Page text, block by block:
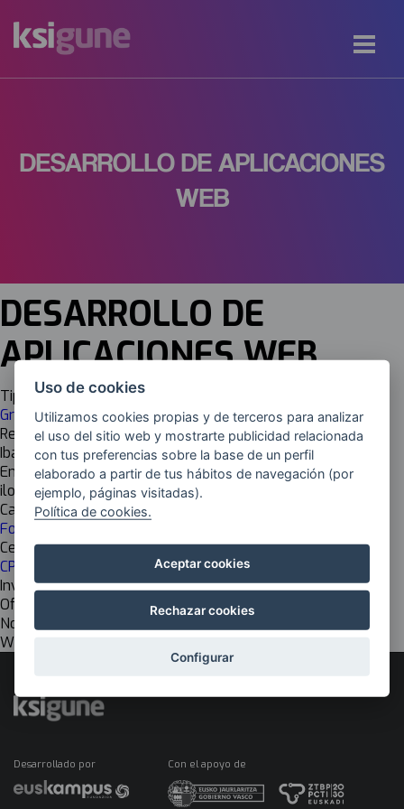
DESARROLLO DE APLICACIONES
WEB
DESARROLLO DE
APLICACIONES WEB
Tipología
Grado Superior (FP)
Responsable
Iban López de Ugarte
Email
ilopez@centrosanluis.com
Cadena de valor
Formación
Centro de investigación
CPES SAN LUIS BHIP
Investigación
Off
Nombre del grupo EU
WEB APLIKAZIOEN GARAPENA
Desarrollado por Con el apoyo de
Uso de cookies
Utilizamos cookies propias y de terceros para analizar
el uso del sitio web y mostrarte publicidad relacionada
con tus preferencias sobre la base de un perfil
elaborado a partir de tus hábitos de navegación (por
ejemplo, páginas visitadas).
Política de cookies.
Aceptar cookies
Rechazar cookies
Configurar